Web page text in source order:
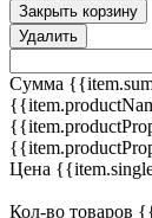
Закрыть корзину
Удалить
Сумма
Цена
Кол-во товаров